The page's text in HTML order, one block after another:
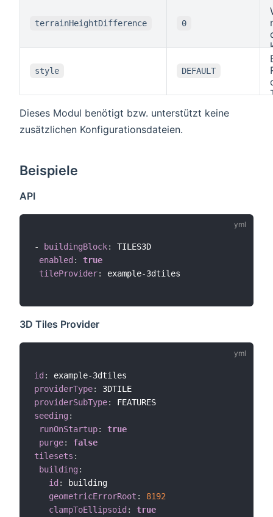
terrainHeightDifference 0
style DEFAULT
Dieses Modul benötigt bzw. unterstützt keine
zusätzlichen Konfigurationsdateien.
Beispiele
API
- buildingBlock:
TILES3D
enabled :
true
tileProvider: example-3dtiles
3D Tiles Provider
id : example-
providerType:
providerSubType:
seeding :
runOnStartup:
true
purge:
false
tilesets :
building :
id :
building
geometricErrorRoot :
8192
clampToEllipsoid :
true